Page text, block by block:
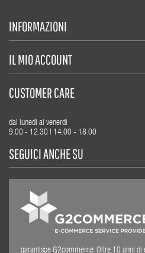
INFORMAZIONI
IL MIO ACCOUNT
CUSTOMER CARE
dal lunedì al venerdì
9.00 - 12.30 | 14.00 - 18.00
SEGUICI ANCHE SU
garantisce G2commerce. Oltre 10 anni